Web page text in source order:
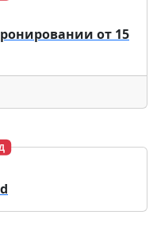
от 15